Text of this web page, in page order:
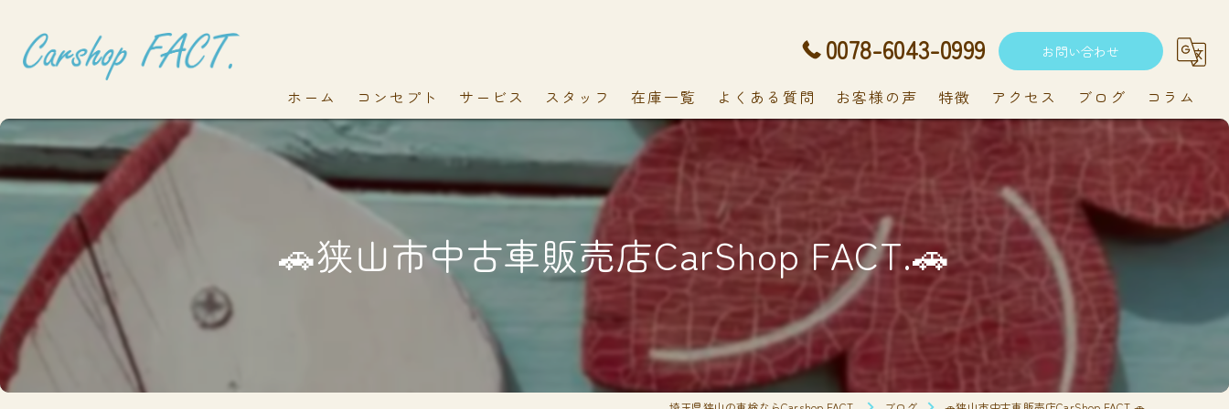
0078-6043-0999 お問い合わせ
ホーム コンセプト サービス スタッフ 在庫一覧 よくある質問 お客様の声 特徴
軽自動車
メンテナンス
アクセス ブログ コラム
🚗狭山市中古車販売店CarShop FACT.🚗